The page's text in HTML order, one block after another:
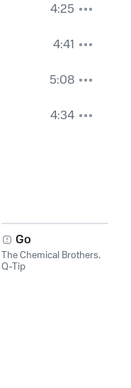
4:25
4:41
5:08
4:34
Go
The Chemical Brothers,
Q-Tip